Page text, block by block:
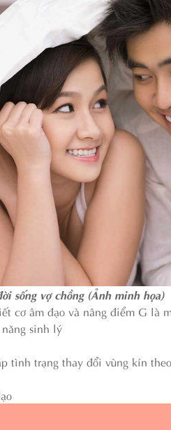
sống vợ chồng (Ảnh minh họa)
cơ âm đạo và nâng điểm G là
sinh lý
tình trạng thay đổi vùng kín